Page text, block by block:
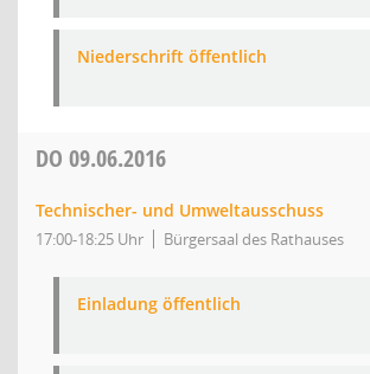
Niederschrift öffentlich
DO 09.06.2016
Technischer- und Umweltausschuss
17:00-18:25 Uhr Bürgersaal des Rathauses
Einladung öffentlich